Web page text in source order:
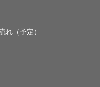
れ（予定）